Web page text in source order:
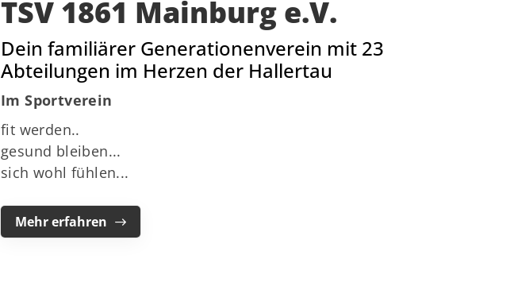
TSV 1861 Mainburg e.V.
Dein familiärer Generationenverein mit 23
Abteilungen im Herzen der Hallertau
Im Sportverein
fit werden..
gesund bleiben...
sich wohl fühlen...
Mehr erfahren